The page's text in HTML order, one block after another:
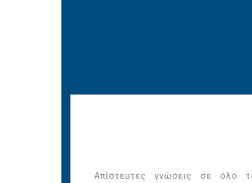
Απίστευτες γνώσεις σε όλο